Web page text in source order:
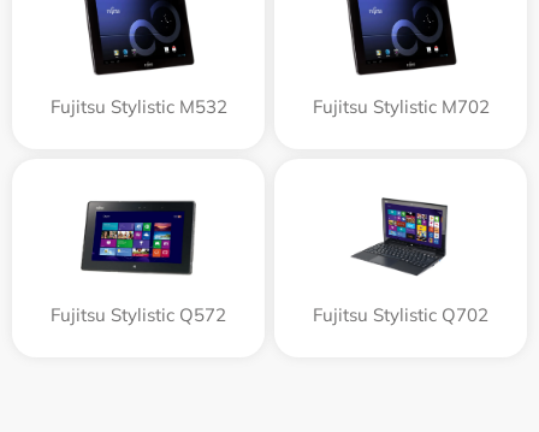
Fujitsu Stylistic M532 Fujitsu Stylistic M702
Fujitsu Stylistic Q572 Fujitsu Stylistic Q702